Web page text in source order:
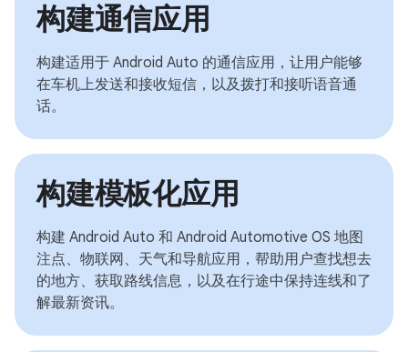
构建通信应用
构建适用于 Android Auto 的通信应用，让用户能够
在车机上发送和接收短信，以及拨打和接听语音通
话。
构建模板化应用
构建 Android Auto 和 Android Automotive OS 地图
注点、物联网、天气和导航应用，帮助用户查找想去
的地方、获取路线信息，以及在行途中保持连线和了
解最新资讯。